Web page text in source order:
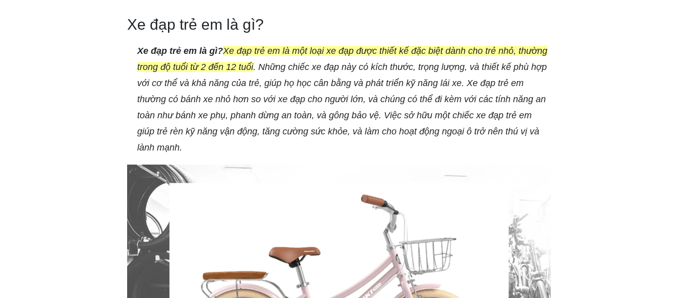
Xe đạp trẻ em là gì?
Xe đạp trẻ em là gì?Xe đạp trẻ em là một loại xe đạp được thiết kế đặc biệt dành cho trẻ nhỏ, thường
trong độ tuổi từ 2 đến 12 tuổi. Những chiếc xe đạp này có kích thước, trọng lượng, và thiết kế phù hợp
với cơ thể và khả năng của trẻ, giúp họ học cân bằng và phát triển kỹ năng lái xe. Xe đạp trẻ em
thường có bánh xe nhỏ hơn so với xe đạp cho người lớn, và chúng có thể đi kèm với các tính năng an
toàn như bánh xe phụ, phanh dừng an toàn, và gông bảo vệ. Việc sở hữu một chiếc xe đạp trẻ em
giúp trẻ rèn kỹ năng vận động, tăng cường sức khỏe, và làm cho hoạt động ngoại ô trở nên thú vị và
lành mạnh.